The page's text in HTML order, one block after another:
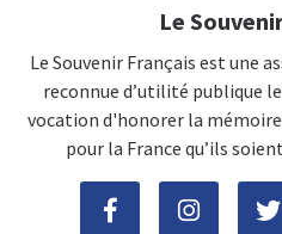
Le
Le Souvenir Français est une
reconnue d’utilité publique
vocation d'honorer la
pour la France qu’ils